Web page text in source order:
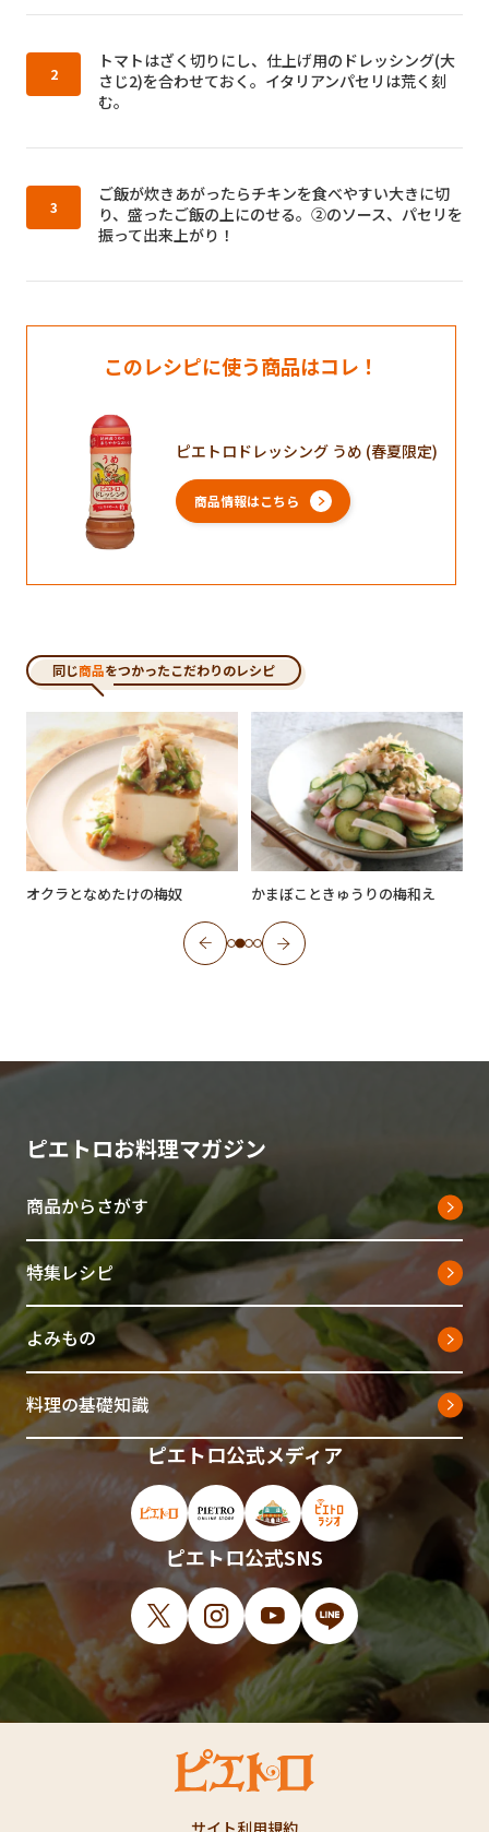
作り方2：
トマトはざく切りにし、仕上げ用のドレッシング(大
さじ2)を合わせておく。イタリアンパセリは荒く刻
む。
作り方3：
ご飯が炊きあがったらチキンを食べやすい大きに切
り、盛ったご飯の上にのせる。②のソース、パセリを
振って出来上がり！
このレシピに使う商品はコレ！
ピエトロドレッシング うめ (春夏限定)
商品情報はこちら
同じ商品をつかったこだわりのレシピ
オクラとなめたけの梅奴 かまぼこときゅうりの梅和え
ピエトロお料理マガジン
商品からさがす
特集レシピ
よみもの
料理の基礎知識
ピエトロ公式メディア
ピエトロ公式サイト（新しいウィンドウで
ピエトロオンラインストア（新しい
ピエトロホームタウン（新
ピエトロラジオ（新
ピエトロ公式SNS
X（新しいウィンドウで開きます）
Instagram（新しいウィンドウで開
YouTube（新しいウィンド
LINE（新しいウィン